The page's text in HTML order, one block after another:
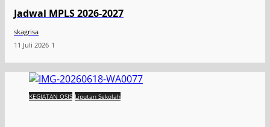
Jadwal MPLS 2026-2027
skagrisa
11 Juli 2026 1
KEGIATAN OSIS Liputan Sekolah